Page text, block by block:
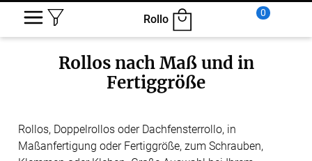
Rollo
0
Rollos nach Maß und in
Fertiggröße
Rollos, Doppelrollos oder Dachfensterrollo, in
Maßanfertigung oder Fertiggröße, zum Schrauben,